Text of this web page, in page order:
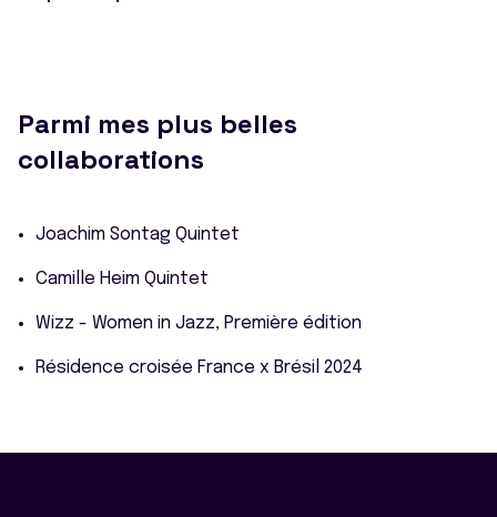
Parmi mes plus belles
collaborations
Joachim Sontag Quintet
Camille Heim Quintet
Wizz - Women in Jazz, Première édition
Résidence croisée France x Brésil 2024